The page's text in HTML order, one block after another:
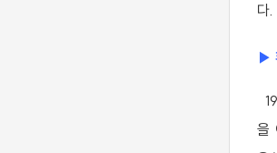
다.
▶
을